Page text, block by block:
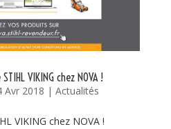
VIKING chez NOVA !
Avr 2018 | Actualités
VIKING chez NOVA !